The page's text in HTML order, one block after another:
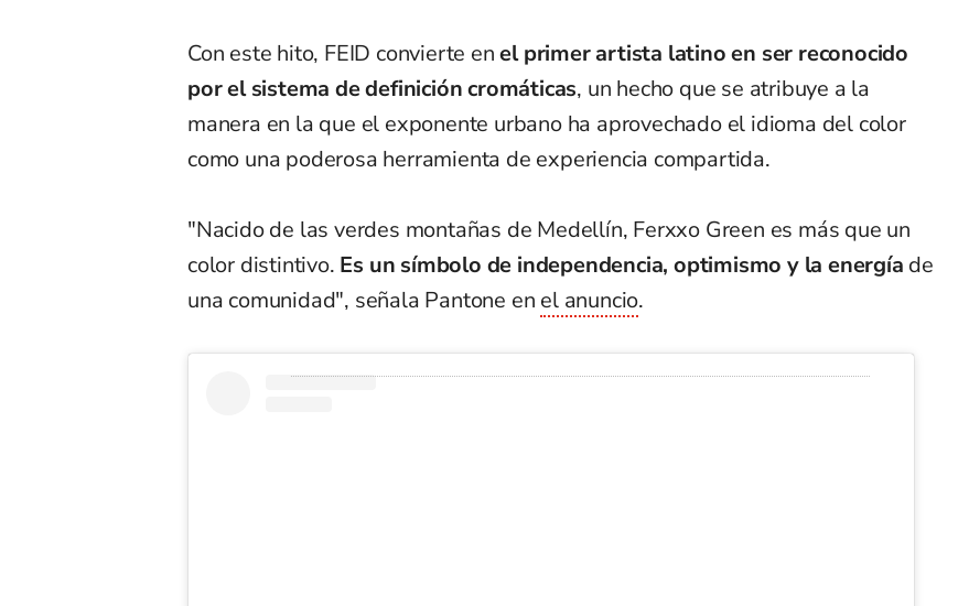
Con este hito, FEID convierte enel primer artista latino en ser reconocido
por el sistema de definición cromáticas, un hecho que se atribuye a la
manera en la que el exponente urbano ha aprovechado el idioma del color
como una poderosa herramienta de experiencia compartida.
"Nacido de las verdes montañas de Medellín, Ferxxo Green es más que un
color distintivo. Es un símbolo de independencia, optimismo y la energía de
una comunidad", señala Pantone en el anuncio.